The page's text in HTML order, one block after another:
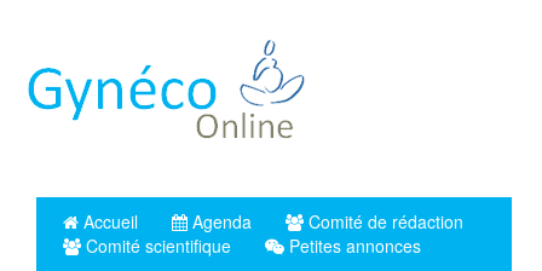
principal
Accueil Agenda
Comité de rédaction
Comité scientifique
Petites annonces